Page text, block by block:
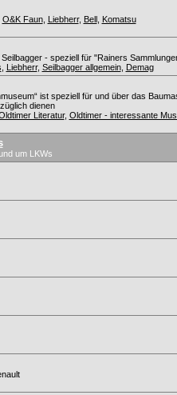
O&K Faun, Liebherr, Bell, Komatsu
- speziell für "Rainers
Liebherr, Seilbagger allgemein, Demag
ist speziell für und über das
dienen
Literatur, Oldtimer - interessante
um LKWs